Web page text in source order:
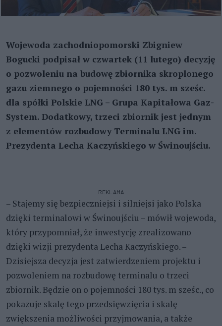
Wojewoda zachodniopomorski Zbigniew
Bogucki podpisał w czwartek (11 lutego) decyzję
o pozwoleniu na budowę zbiornika skroplonego
gazu ziemnego o pojemności 180 tys. m sześc.
dla spółki Polskie LNG – Grupa Kapitałowa Gaz-
System. Dodatkowy, trzeci zbiornik jest jednym
z elementów rozbudowy Terminalu LNG im.
Prezydenta Lecha Kaczyńskiego w Świnoujściu.
REKLAMA
– Stajemy się bezpieczniejsi i silniejsi jako Polska
dzięki terminalowi w Świnoujściu – mówił wojewoda,
który przypomniał, że inwestycję zrealizowano
dzięki wizji prezydenta Lecha Kaczyńskiego. –
Dzisiejsza decyzja jest zatwierdzeniem projektu i
pozwoleniem na rozbudowę terminalu o trzeci
zbiornik. Będzie on o pojemności 180 tys. m sześc., co
pokazuje skalę tego przedsięwzięcia i skalę
zwiększenia możliwości przyjmowania, a także